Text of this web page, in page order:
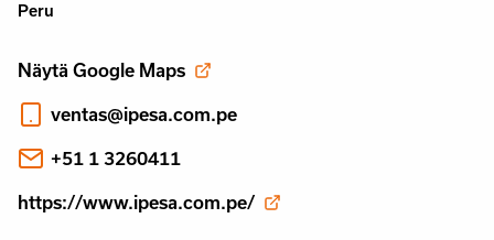
Peru
Näytä Google Maps
ventas@ipesa.com.pe
+51 1 3260411
https://www.ipesa.com.pe/